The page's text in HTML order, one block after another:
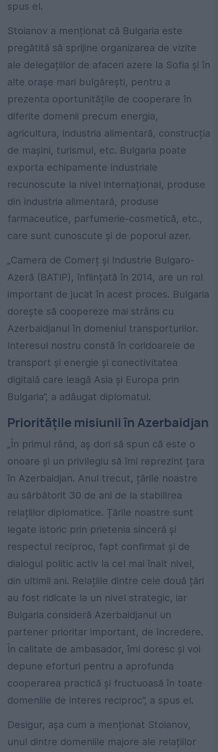
spus el.
Stoianov a menționat că Bulgaria este
pregătită să sprijine organizarea de vizite
ale delegațiilor de afaceri azere la Sofia și în
alte orașe mari bulgărești, pentru a
prezenta oportunitățile de cooperare în
diferite domenii precum energia,
agricultura, industria alimentară, construcția
de mașini, turismul, etc. Bulgaria poate
exporta echipamente industriale
recunoscute la nivel internațional, produse
din industria alimentară, produse
farmaceutice, parfumerie-cosmetică, etc.,
care sunt cunoscute și de poporul azer.
„Camera de Comerț și Industrie Bulgaro-
Azeră (BATIP), înființată în 2014, are un rol
important de jucat în acest proces. Bulgaria
dorește să coopereze mai strâns cu
Azerbaidjanul în domeniul transporturilor.
Interesul nostru constă în coridoarele de
transport și energie și conectivitatea
digitală care leagă Asia și Europa prin
Bulgaria”, a adăugat diplomatul.
Prioritățile misiunii în Azerbaidjan
„În primul rând, aș dori să spun că este o
onoare și un privilegiu să îmi reprezint țara
în Azerbaidjan. Anul trecut, țările noastre
au sărbătorit 30 de ani de la stabilirea
relațiilor diplomatice. Țările noastre sunt
legate istoric prin prietenia sinceră și
respectul reciproc, fapt confirmat și de
dialogul politic activ la cel mai înalt nivel,
din ultimii ani. Relațiile dintre cele două țări
au fost ridicate la un nivel strategic, iar
Bulgaria consideră Azerbaidjanul un
partener prioritar important, de încredere.
În calitate de ambasador, îmi doresc și voi
depune eforturi pentru a aprofunda
cooperarea practică și fructuoasă în toate
domeniile de interes reciproc”, a spus el.
Desigur, așa cum a menționat Stoianov,
unul dintre domeniile majore ale relațiilor